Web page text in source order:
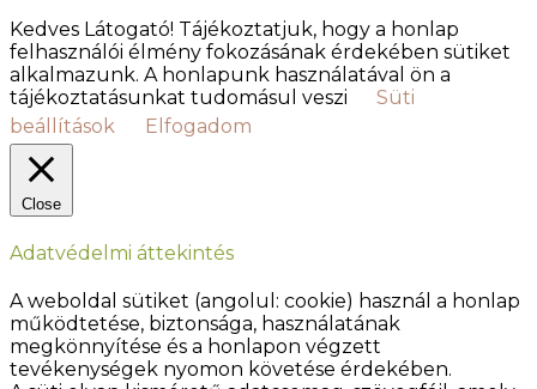
Kedves Látogató! Tájékoztatjuk, hogy a honlap
felhasználói élmény fokozásának érdekében sütiket
alkalmazunk. A honlapunk használatával ön a
tájékoztatásunkat tudomásul veszi
Süti
beállítások
Elfogadom
Close
Adatvédelmi áttekintés
A weboldal sütiket (angolul: cookie) használ a honlap
működtetése, biztonsága, használatának
megkönnyítése és a honlapon végzett
tevékenységek nyomon követése érdekében.